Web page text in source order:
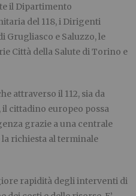
il Dipartimento
del 118, i Dirigenti
Grugliasco e Saluzzo, le
Città della Salute di Torino e
attraverso il 112, sia da
cittadino europeo possa
grazie a una centrale
richiesta al terminale
rapidità degli interventi di